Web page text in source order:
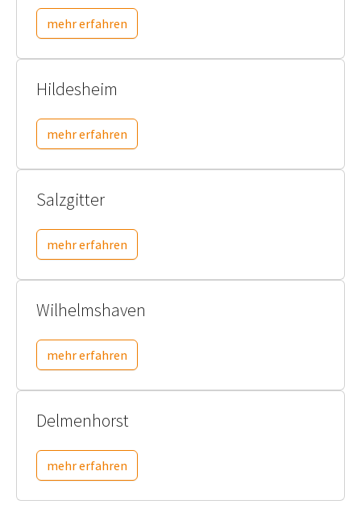
mehr erfahren
Hildesheim
mehr erfahren
Salzgitter
mehr erfahren
Wilhelmshaven
mehr erfahren
Delmenhorst
mehr erfahren